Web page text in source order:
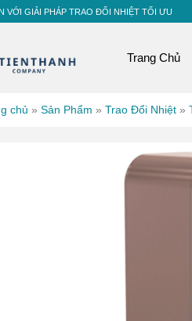
VỚI GIẢI PHÁP TRAO ĐỔI NHIỆT TỐI ƯU
Trang Chủ
chủ » Sản Phẩm » Trao Đổi Nhiệt »